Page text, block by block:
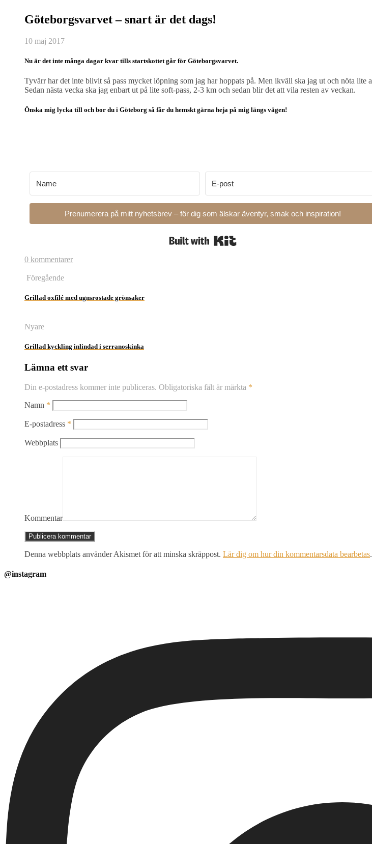
Göteborgsvarvet – snart är det dags!
10 maj 2017
Nu är det inte många dagar kvar tills startskottet går för Göteborgsvarvet.
Tyvärr har det inte blivit så pass mycket löpning som jag har hoppats på. Men ikväll ska jag ut och nöta lite
Sedan nästa vecka ska jag enbart ut på lite soft-pass, 2-3 km och sedan blir det att vila resten av veckan.
Önska mig lycka till och bor du i Göteborg så får du hemskt gärna heja på mig längs vägen!
Prenumerera på mitt nyhetsbrev – för dig som älskar äventyr, smak och inspiration!
0 kommentarer
Föregående
Grillad oxfilé med ugnsrostade grönsaker
Nyare
Grillad kyckling inlindad i serranoskinka
Lämna ett svar
Din e-postadress kommer inte publiceras. Obligatoriska fält är märkta *
Namn *
E-postadress *
Webbplats
Kommentar
Denna webbplats använder Akismet för att minska skräppost. Lär dig om hur din kommentarsdata bearbetas.
@instagram